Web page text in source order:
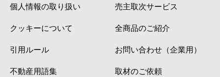
個人情報の取り扱い
クッキーについて
引用ルール
不動産用語集
売主取次サービス
全商品のご紹介
お問い合わせ（企業用）
取材のご依頼